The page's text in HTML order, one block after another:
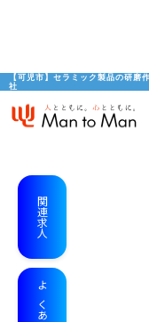
【可児市】セラミック製品の研
社
関連求人